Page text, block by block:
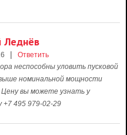
Леднёв
|
Ответить
неспособны уловить пусковой
номинальной мощности
вы можете узнать у
495 979-02-29